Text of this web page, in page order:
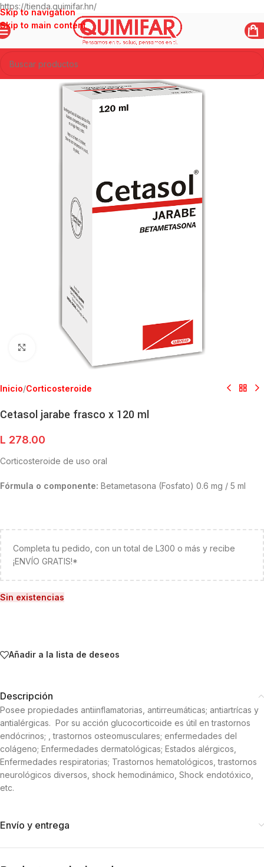
https://tienda.quimifar.hn/
Skip to navigation
Skip to main content
Clic para ampliar
Inicio/Corticosteroide
Cetasol jarabe frasco x 120 ml
L 278.00
Corticosteroide de uso oral
Fórmula o componente: Betametasona (Fosfato) 0.6 mg / 5 ml
Completa tu pedido, con un total de L300 o más y recibe
¡ENVÍO GRATIS!*
Sin existencias
Añadir a la lista de deseos
Descripción
Posee propiedades antiinflamatorias, antirreumáticas; antiartrícas y
antialérgicas. Por su acción glucocorticoide es útil en trastornos
endócrinos; , trastornos osteomusculares; enfermedades del
colágeno; Enfermedades dermatológicas; Estados alérgicos,
Enfermedades respiratorias; Trastornos hematológicos, trastornos
neurológicos diversos, shock hemodinámico, Shock endotóxico,
etc.
Envío y entrega